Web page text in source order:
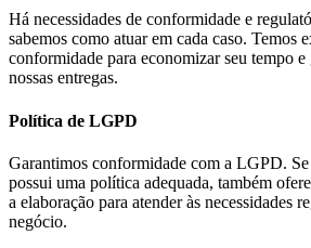
Há necessidades de conformidade e
sabemos como atuar em cada caso. Temos
conformidade para economizar seu tempo
nossas entregas.
Política de LGPD
Garantimos conformidade com a LGPD. Se
possui uma política adequada, também
a elaboração para atender às necessidades
negócio.